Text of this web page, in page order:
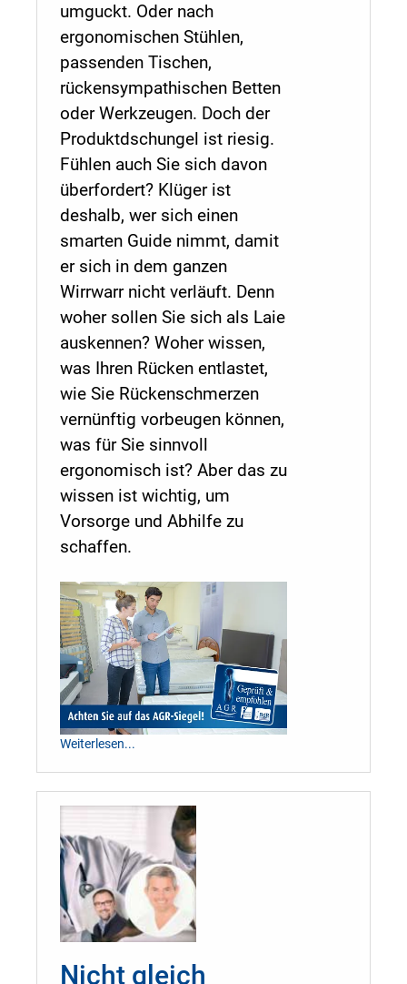
umguckt. Oder nach
ergonomischen Stühlen,
passenden Tischen,
rückensympathischen Betten
oder Werkzeugen. Doch der
Produktdschungel ist riesig.
Fühlen auch Sie sich davon
überfordert? Klüger ist
deshalb, wer sich einen
smarten Guide nimmt, damit
er sich in dem ganzen
Wirrwarr nicht verläuft. Denn
woher sollen Sie sich als Laie
auskennen? Woher wissen,
was Ihren Rücken entlastet,
wie Sie Rückenschmerzen
vernünftig vorbeugen können,
was für Sie sinnvoll
ergonomisch ist? Aber das zu
wissen ist wichtig, um
Vorsorge und Abhilfe zu
schaffen.
Weiterlesen...
Nicht gleich